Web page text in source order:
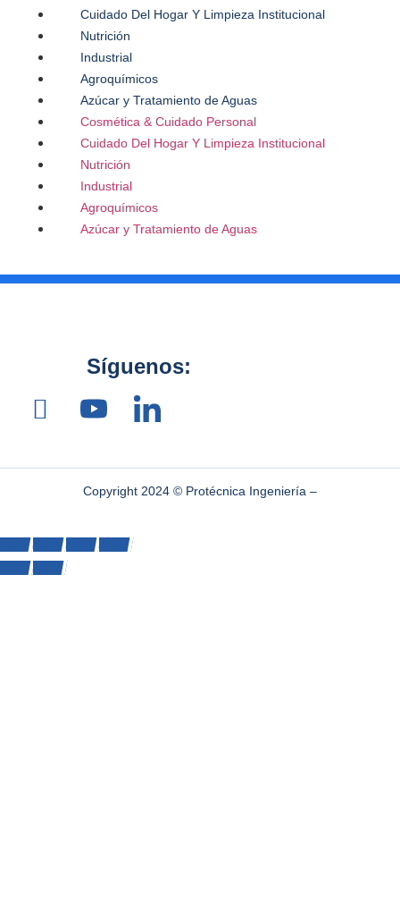
Cuidado Del Hogar Y Limpieza Institucional
Nutrición
Industrial
Agroquímicos
Azúcar y Tratamiento de Aguas
Cosmética & Cuidado Personal
Cuidado Del Hogar Y Limpieza Institucional
Nutrición
Industrial
Agroquímicos
Azúcar y Tratamiento de Aguas
Síguenos:
Copyright 2024 © Protécnica Ingeniería –